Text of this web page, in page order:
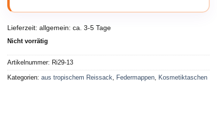
Lieferzeit: allgemein: ca. 3-5 Tage
Nicht vorrätig
Artikelnummer: Ri29-13
Kategorien: aus tropischem Reissack, Federmappen, Kosmetiktaschen